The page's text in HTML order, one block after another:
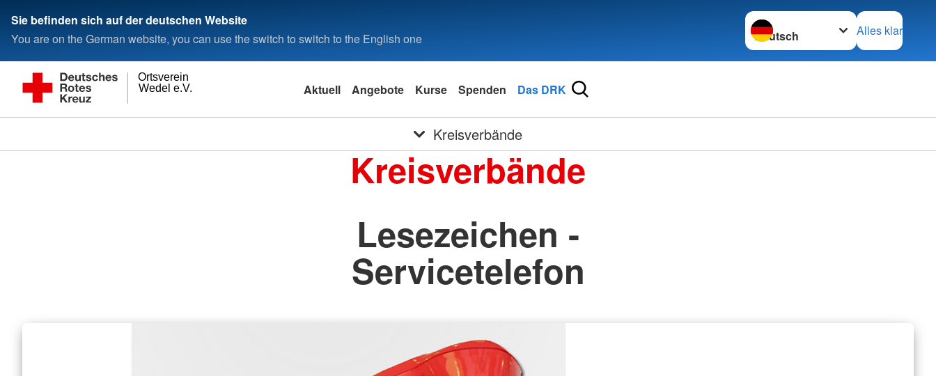
Sie befinden sich auf der deutschen Website
You are on the German website, you can use the switch to switch to the English one
Sprache wechseln zu
Alles klar
Wedel e.V.
Ortsverein
Aktuell Angebote Kurse Spenden Das DRK
Kreisverbände
Kreisverbände
Lesezeichen -
Servicetelefon